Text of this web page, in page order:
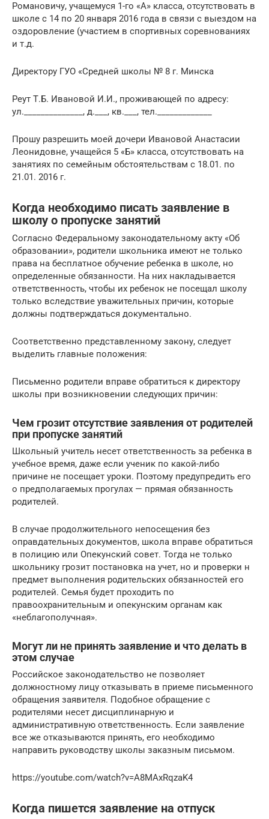
Романовичу, учащемуся 1-го «А» класса, отсутствовать в
школе с 14 по 20 января 2016 года в связи с выездом на
оздоровление (участием в спортивных соревнованиях
и т.д.
Директору ГУО «Средней школы № 8 г. Минска
Реут Т.Б. Ивановой И.И., проживающей по адресу:
ул.______________, д.___, кв.___, тел._____________
Прошу разрешить моей дочери Ивановой Анастасии
Леонидовне, учащейся 5 «Б» класса, отсутствовать на
занятиях по семейным обстоятельствам с 18.01. по
21.01. 2016 г.
Когда необходимо писать заявление в
школу о пропуске занятий
Согласно Федеральному законодательному акту «Об
образовании», родители школьника имеют не только
права на бесплатное обучение ребенка в школе, но
определенные обязанности. На них накладывается
ответственность, чтобы их ребенок не посещал школу
только вследствие уважительных причин, которые
должны подтверждаться документально.
Соответственно представленному закону, следует
выделить главные положения:
Письменно родители вправе обратиться к директору
школы при возникновении следующих причин:
Чем грозит отсутствие заявления от родителей
при пропуске занятий
Школьный учитель несет ответственность за ребенка в
учебное время, даже если ученик по какой-либо
причине не посещает уроки. Поэтому предупредить его
о предполагаемых прогулах — прямая обязанность
родителей.
В случае продолжительного непосещения без
оправдательных документов, школа вправе обратиться
в полицию или Опекунский совет. Тогда не только
школьнику грозит постановка на учет, но и проверки н
предмет выполнения родительских обязанностей его
родителей. Семья будет проходить по
правоохранительным и опекунским органам как
«неблагополучная».
Могут ли не принять заявление и что делать в
этом случае
Российское законодательство не позволяет
должностному лицу отказывать в приеме письменного
обращения заявителя. Подобное обращение с
родителями несет дисциплинарную и
административную ответственность. Если заявление
все же отказываются принять, его необходимо
направить руководству школы заказным письмом.
https://youtube.com/watch?v=A8MAxRqzaK4
Когда пишется заявление на отпуск